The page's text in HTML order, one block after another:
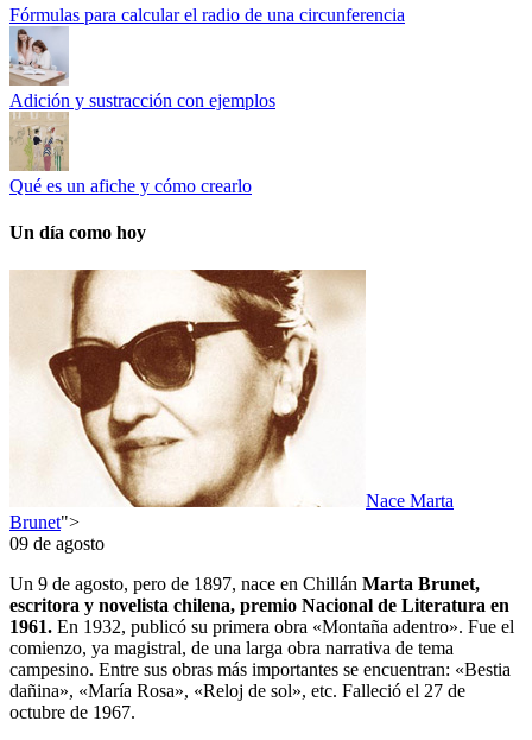
Fórmulas para calcular el radio de una circunferencia
Adición y sustracción con ejemplos
Qué es un afiche y cómo crearlo
Un día como hoy
Nace Marta
Brunet">
09 de agosto
Un 9 de agosto, pero de 1897, nace en Chillán Marta Brunet,
escritora y novelista chilena, premio Nacional de Literatura en
1961. En 1932, publicó su primera obra «Montaña adentro». Fue el
comienzo, ya magistral, de una larga obra narrativa de tema
campesino. Entre sus obras más importantes se encuentran: «Bestia
dañina», «María Rosa», «Reloj de sol», etc. Falleció el 27 de
octubre de 1967.